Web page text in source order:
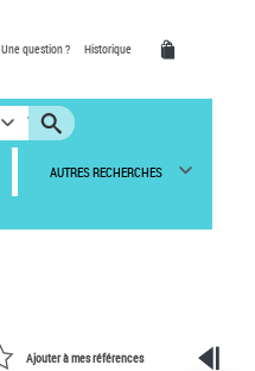
Une question ? Historique
AUTRES RECHERCHES
Ajouter à mes références